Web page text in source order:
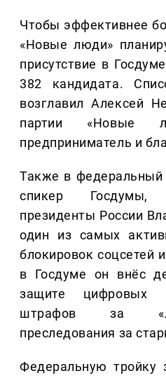
Чтобы эффективнее
«Новые люди»
присутствие в
382 кандидата.
возглавил Алексей
партии «Новые
предприниматель и
Также в федеральный
спикер Госдумы,
президенты России
один из самых
блокировок соцсетей
в Госдуме он внёс
защите цифровых
штрафов за
преследования за
Федеральную тройку